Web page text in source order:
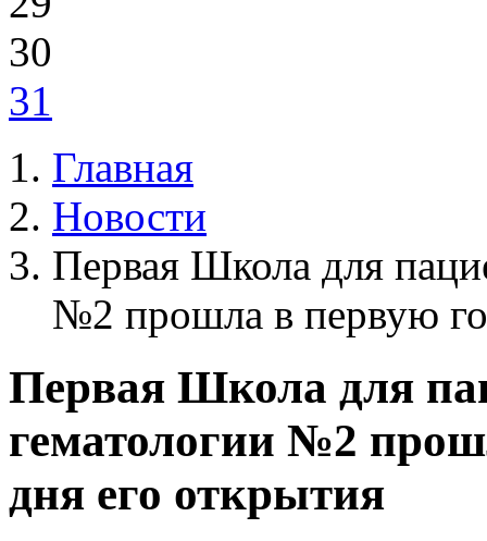
30
31
Главная
Новости
Первая Школа для
№2 прошла в первую
Первая Школа для
гематологии №2
дня его открытия